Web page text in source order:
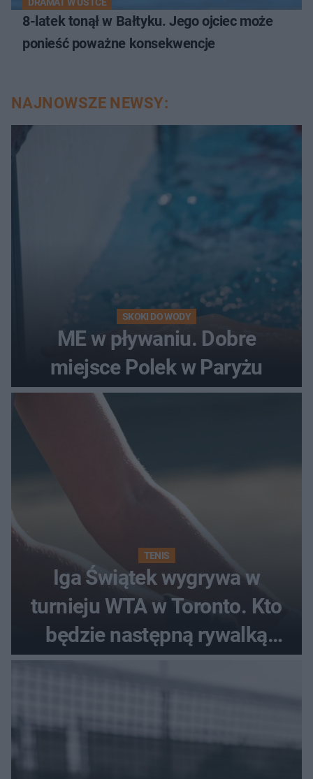
8-latek tonął w Bałtyku. Jego ojciec może
ponieść poważne konsekwencje
NAJNOWSZE NEWSY:
SKOKI DO WODY
ME w pływaniu. Dobre
miejsce Polek w Paryżu
TENIS
Iga Świątek wygrywa w
turnieju WTA w Toronto. Kto
będzie następną rywalką
Polki?